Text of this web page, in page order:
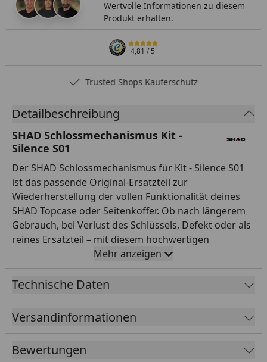
Wertvolle Informationen zu diesem
Produkt erhalten.
4,81/ 5
Trusted Shops Käuferschutz
Detailbeschreibung
SHAD Schlossmechanismus Kit -
Silence S01
Der SHAD Schlossmechanismus für Kit - Silence S01
ist das passende Original-Ersatzteil zur
Wiederherstellung der vollen Funktionalität deines
SHAD Topcase oder Seitenkoffer. Ob nach längerem
Gebrauch, bei Verlust des Schlüssels, Defekt oder als
reines Ersatzteil – mit diesem hochwertigen
Schlossmechanismus stellst du die Sicherheit deines
Gepäcksystems im Handumdrehen wieder her. Die
robuste Konstruktion garantiert höchste Sicherheit
einfache Installation auch von wenig erfahrenen
Schraubern problemlos durchgeführt werden kann.
Schlossmechanismus exakt in die vorgesehenen
Mehr anzeigen
Technische Daten
Versandinformationen
Bewertungen